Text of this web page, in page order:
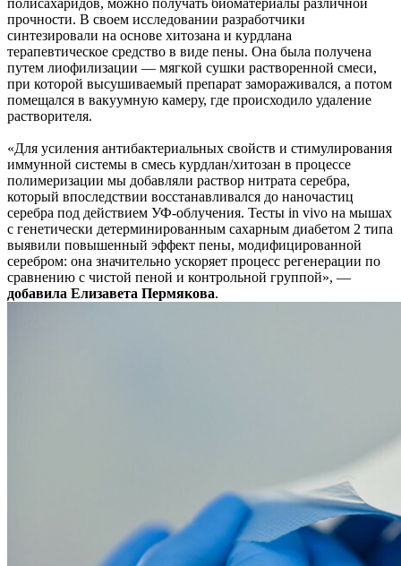
прочности. В своем исследовании разработчики
синтезировали на основе хитозана и курдлана
терапевтическое средство в виде пены. Она была получена
путем лиофилизации — мягкой сушки растворенной смеси,
при которой высушиваемый препарат замораживался, а потом
помещался в вакуумную камеру, где происходило удаление
растворителя.
«Для усиления антибактериальных свойств и стимулирования
иммунной системы в смесь курдлан/хитозан в процессе
полимеризации мы добавляли раствор нитрата серебра,
который впоследствии восстанавливался до наночастиц
серебра под действием УФ-облучения. Тесты in vivo на мышах
с генетически детерминированным сахарным диабетом 2 типа
выявили повышенный эффект пены, модифицированной
серебром: она значительно ускоряет процесс регенерации по
сравнению с чистой пеной и контрольной группой», —
добавила Елизавета Пермякова.